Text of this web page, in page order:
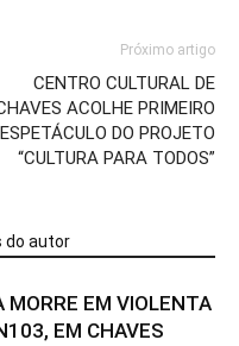
Próximo artigo
CENTRO CULTURAL DE
ACOLHE PRIMEIRO
ESPETÁCULO DO PROJETO
“CULTURA PARA TODOS”
do autor
MORRE EM VIOLENTA
EM CHAVES